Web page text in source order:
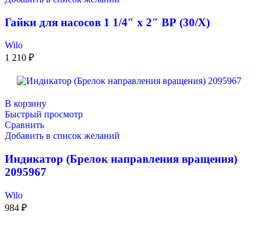
Гайки для насосов 1 1/4″ х 2″ ВР (30/Х)
Wilo
1 210 ₽
В корзину
Быстрый просмотр
Сравнить
Добавить в список желаний
Индикатор (Брелок направления вращения)
2095967
Wilo
984 ₽